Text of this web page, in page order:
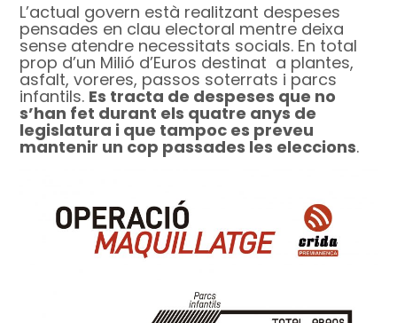
L’actual govern està realitzant despeses
pensades en clau electoral mentre deixa
sense atendre necessitats socials. En total
prop d’un Milió d’Euros destinat a plantes,
asfalt, voreres, passos soterrats i parcs
infantils. Es tracta de despeses que no
s’han fet durant els quatre anys de
legislatura i que tampoc es preveu
mantenir un cop passades les eleccions.